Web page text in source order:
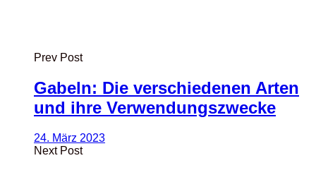
Prev Post
Gabeln: Die verschiedenen Arten
und ihre Verwendungszwecke
24. März 2023
Next Post